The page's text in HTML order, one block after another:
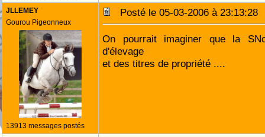
JLLEMEY
Gourou Pigeonneux
13913 messages postés
Posté le 05-03-2006 à
On pourrait imaginer que la
d'élevage
et des titres de propriété ....